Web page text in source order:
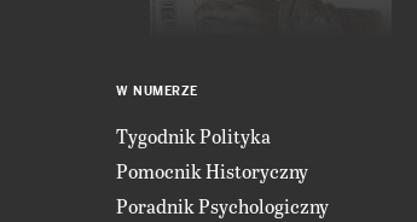
W NUMERZE
Tygodnik Polityka
Pomocnik Historyczny
Poradnik Psychologiczny